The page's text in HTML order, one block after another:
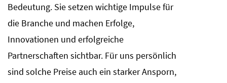
Bedeutung. Sie setzen wichtige Impulse für
die Branche und machen Erfolge,
Innovationen und erfolgreiche
Partnerschaften sichtbar. Für uns persönlich
sind solche Preise auch ein starker Ansporn,